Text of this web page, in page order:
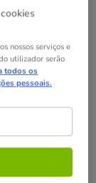
nossos serviços e
utilizador serão
todos os
pessoais.